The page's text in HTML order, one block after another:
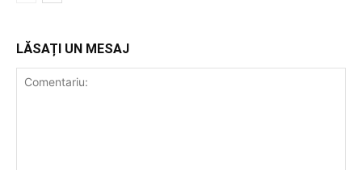
LĂSAȚI UN MESAJ